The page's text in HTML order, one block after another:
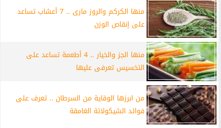
منها الكركم والروز مارى .. 7 أعشاب تساعد
على إنقاص الوزن
منها الجز والخيار .. 4 أطعمة تساعد على
التخسيس تعرفى عليها
من ابرزها الوقاية من السرطان .. تعرف على
فوائد الشيكولاتة الغامقة